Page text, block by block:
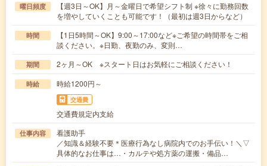
曜日頻度
【週3日～OK】月～金曜日で希望シフト制 ※徐々に勤務回数
を増やしていくことも可能です！（最初は週3日からなど）
時間
【1日5時間～OK】9:00～17:00など※ご希望の時間帯をご相
談ください。※日勤、夜勤のみ、変則…
期間 2ヶ月～OK ※スタート日はお気軽にご相談ください！
時給 時給1200円～
交通費
交通費規定内支給
仕事内容
看護助手
／知識＆経験不要＊医療行為なし病院内でのお手伝い！＼▽
具体的なお仕事は…・カルテや処方薬の運搬・備品…